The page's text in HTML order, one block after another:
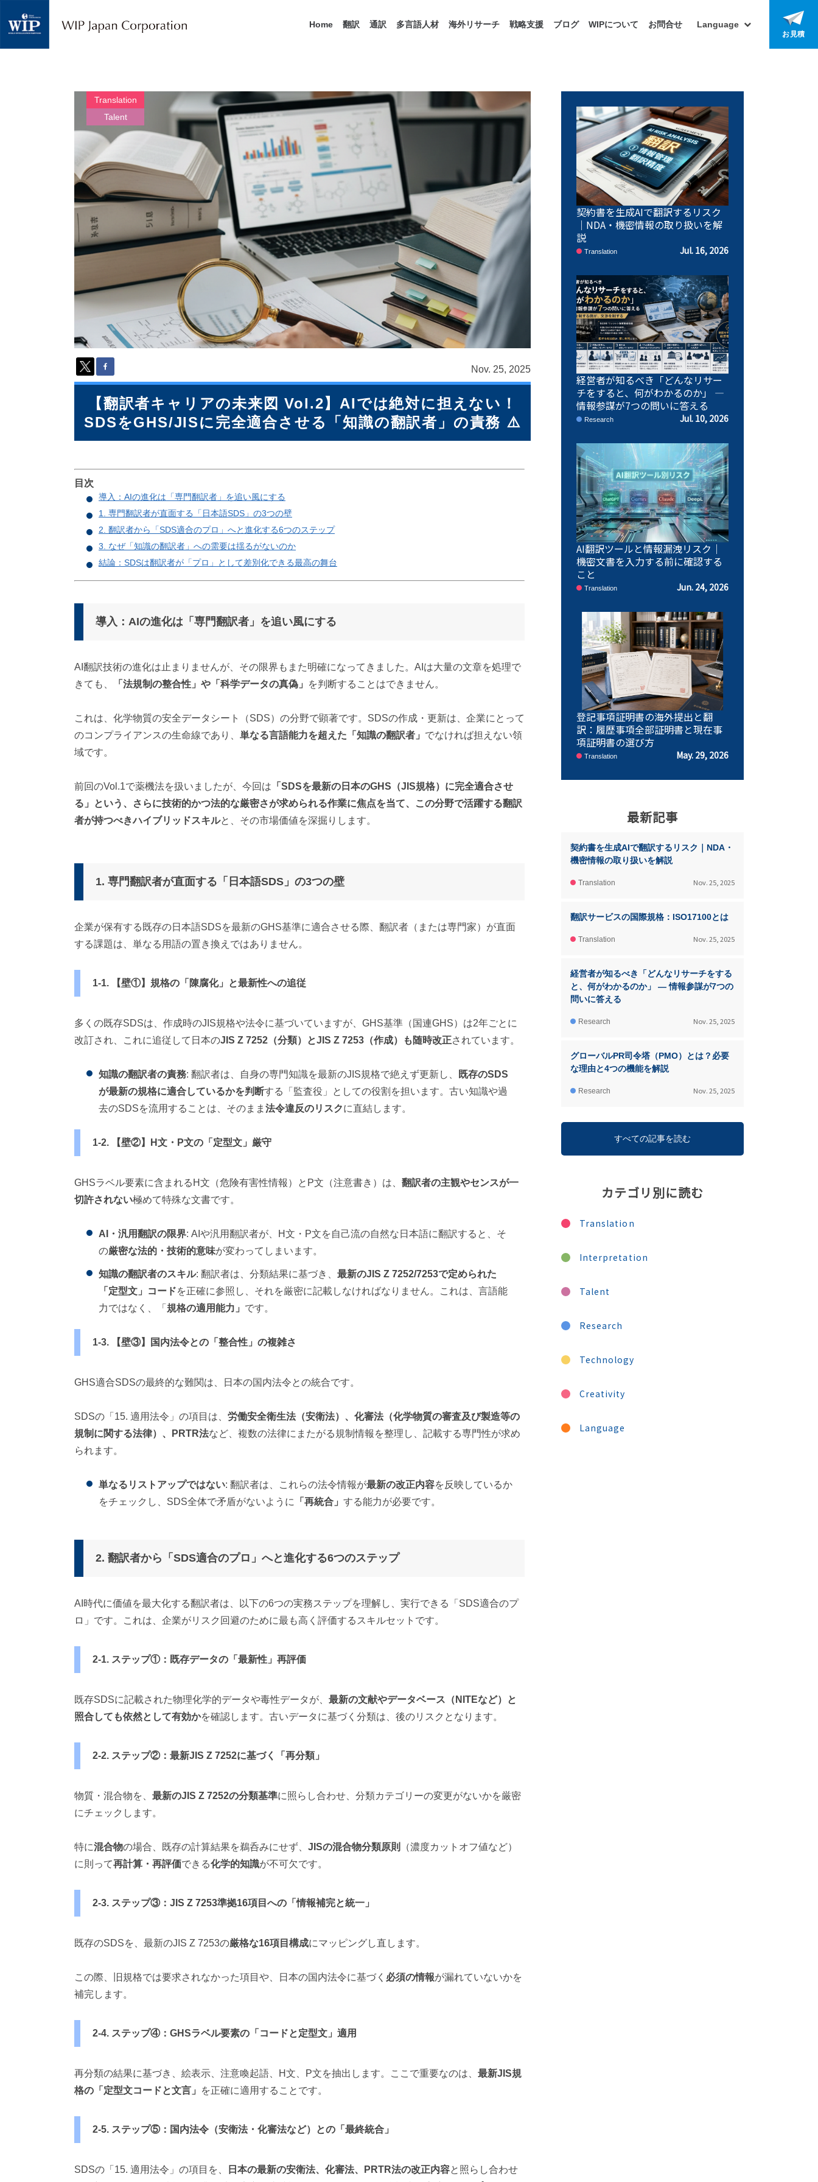
P
｜
訳
訳
・
海
外
・
派
遣
多
言
語
サ
（
1
3
9
2
0
カ
応
）
Home 翻訳 通訳 多言語人材 海外リサーチ 戦略支援 ブログ WIPについて お問合せ Language
お見積
Translation
Talent
Nov. 25, 2025
【翻訳者キャリアの未来図 Vol.2】AIでは絶対に担えない！
SDSをGHS/JISに完全適合させる「知識の翻訳者」の責務 ⚠️
目次
導入：AIの進化は「専門翻訳者」を追い風にする
1. 専門翻訳者が直面する「日本語SDS」の3つの壁
2. 翻訳者から「SDS適合のプロ」へと進化する6つのステップ
3. なぜ「知識の翻訳者」への需要は揺るがないのか
結論：SDSは翻訳者が「プロ」として差別化できる最高の舞台
導入：AIの進化は「専門翻訳者」を追い風にする
AI翻訳技術の進化は止まりませんが、その限界もまた明確になってきました。AIは大量の文章を処理で
きても、
「法規制の整合性」や「科学データの真偽」 を判断することはできません。
これは、化学物質の安全データシート（SDS）の分野で顕著です。SDSの作成・更新は、企業にとって
のコンプライアンスの生命線であり、 単なる言語能力を超えた「知識の翻訳者」 でなければ担えない領
域です。
前回のVol.1で薬機法を扱いましたが、今回は 「SDSを最新の日本のGHS（JIS規格）に完全適合させ
る」という、さらに技術的かつ法的な厳密さが求められる作業に焦点を当て、この分野で活躍する翻訳
者が持つべきハイブリッドスキルと、その市場価値を深掘りします。
1. 専門翻訳者が直面する「日本語SDS」の3つの壁
企業が保有する既存の日本語SDSを最新のGHS基準に適合させる際、翻訳者（または専門家）が直面
する課題は、単なる用語の置き換えではありません。
1-1. 【壁①】規格の「陳腐化」と最新性への追従
多くの既存SDSは、作成時のJIS規格や法令に基づいていますが、GHS基準（国連GHS）は2年ごとに
改訂され、これに追従して日本のJIS Z 7252（分類）とJIS Z 7253（作成）も随時改正されています。
知識の翻訳者の責務: 翻訳者は、自身の専門知識を最新のJIS規格で絶えず更新し、
既存のSDS
が最新の規格に適合しているかを判断する「監査役」としての役割を担います。古い知識や過
去のSDSを流用することは、そのまま 法令違反のリスクに直結します。
1-2. 【壁②】H文・P文の「定型文」厳守
GHSラベル要素に含まれるH文（危険有害性情報）とP文（注意書き）は、 翻訳者の主観やセンスが一
切許されない極めて特殊な文書です。
AI・汎用翻訳の限界: AIや汎用翻訳者が、H文・P文を自己流の自然な日本語に翻訳すると、そ
の厳密な法的・技術的意味が変わってしまいます。
知識の翻訳者のスキル: 翻訳者は、分類結果に基づき、 最新のJIS Z 7252/7253で定められた
「定型文」コードを正確に参照し、それを厳密に記載しなければなりません。これは、言語能
力ではなく、「 規格の適用能力」 です。
1-3. 【壁③】国内法令との「整合性」の複雑さ
GHS適合SDSの最終的な難関は、日本の国内法令との統合です。
SDSの「15. 適用法令」の項目は、 労働安全衛生法（安衛法）、化審法（化学物質の審査及び製造等の
規制に関する法律）、PRTR法など、複数の法律にまたがる規制情報を整理し、記載する専門性が求め
られます。
単なるリストアップではない: 翻訳者は、これらの法令情報が最新の改正内容を反映しているか
をチェックし、SDS全体で矛盾がないように
「再統合」 する能力が必要です。
2. 翻訳者から「SDS適合のプロ」へと進化する6つのステップ
AI時代に価値を最大化する翻訳者は、以下の6つの実務ステップを理解し、実行できる「SDS適合のプ
ロ」です。これは、企業がリスク回避のために最も高く評価するスキルセットです。
2-1. ステップ①：既存データの「最新性」再評価
既存SDSに記載された物理化学的データや毒性データが、 最新の文献やデータベース（NITEなど）と
照合しても依然として有効かを確認します。古いデータに基づく分類は、後のリスクとなります。
2-2. ステップ②：最新JIS Z 7252に基づく「再分類」
物質・混合物を、 最新のJIS Z 7252の分類基準に照らし合わせ、分類カテゴリーの変更がないかを厳密
にチェックします。
特に混合物の場合、既存の計算結果を鵜呑みにせず、 JISの混合物分類原則
（濃度カットオフ値など）
に則って再計算・再評価できる化学的知識が不可欠です。
2-3. ステップ③：JIS Z 7253準拠16項目への「情報補完と統一」
既存のSDSを、最新のJIS Z 7253の厳格な16項目構成にマッピングし直します。
この際、旧規格では要求されなかった項目や、日本の国内法令に基づく 必須の情報が漏れていないかを
補完します。
2-4. ステップ④：GHSラベル要素の「コードと定型文」適用
再分類の結果に基づき、絵表示、注意喚起語、H文、P文を抽出します。ここで重要なのは、 最新JIS規
格の「定型文コードと文言」
を正確に適用することです。
2-5. ステップ⑤：国内法令（安衛法・化審法など）との「最終統合」
SDSの「15. 適用法令」の項目を、 日本の最新の安衛法、化審法、PRTR法の改正内容と照らし合わせ
契約書を生成AIで翻訳するリスク
｜NDA・機密情報の取り扱いを解
説
Translation Jul. 16, 2026
経営者が知るべき「どんなリサー
チをすると、何がわかるのか」 ―
情報参謀が7つの問いに答える
Research Jul. 10, 2026
AI翻訳ツールと情報漏洩リスク｜
機密文書を入力する前に確認する
こと
Translation Jun. 24, 2026
登記事項証明書の海外提出と翻
訳：履歴事項全部証明書と現在事
項証明書の選び方
Translation May. 29, 2026
最新記事
契約書を生成AIで翻訳するリスク｜NDA・
機密情報の取り扱いを解説
Translation Nov. 25, 2025
翻訳サービスの国際規格：ISO17100とは
Translation Nov. 25, 2025
経営者が知るべき「どんなリサーチをする
と、何がわかるのか」 ― 情報参謀が7つの
問いに答える
Research Nov. 25, 2025
グローバルPR司令塔（PMO）とは？必要
な理由と4つの機能を解説
Research Nov. 25, 2025
すべての記事を読む
カテゴリ別に読む
Translation
Interpretation
Talent
Research
Technology
Creativity
Language